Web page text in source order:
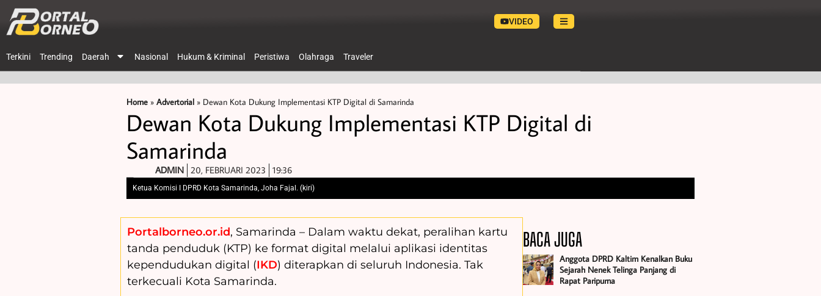
VIDEO
Terkini Trending Daerah Nasional Hukum & Kriminal Peristiwa Olahraga Traveler
Home » Advertorial » Dewan Kota Dukung Implementasi KTP Digital di Samarinda
Dewan Kota Dukung Implementasi KTP Digital di
Samarinda
ADMIN 20, FEBRUARI 2023 19:36
Ketua Komisi I DPRD Kota Samarinda, Joha Fajal. (kiri)
Portalborneo.or.id, Samarinda – Dalam waktu dekat, peralihan kartu
tanda penduduk (KTP) ke format digital melalui aplikasi identitas
kependudukan digital (IKD) diterapkan di seluruh Indonesia. Tak
terkecuali Kota Samarinda.
BACA JUGA
Anggota DPRD Kaltim Kenalkan Buku
Sejarah Nenek Telinga Panjang di
Rapat Paripurna